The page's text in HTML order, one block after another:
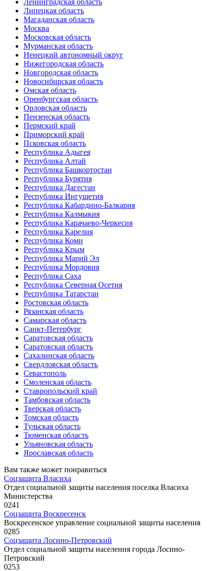
Липецкая область
Магаданская область
Москва
Московская область
Мурманская область
Ненецкий автономный округ
Нижегородская область
Новгородская область
Новосибирская область
Омская область
Оренбургская область
Орловская область
Пензенская область
Пермский край
Приморский край
Псковская область
Республика Адыгея
Республика Алтай
Республика Башкортостан
Республика Бурятия
Республика Дагестан
Республика Ингушетия
Республика Кабардино-Балкария
Республика Калмыкия
Республика Карачаево-Черкесия
Республика Карелия
Республика Коми
Республика Крым
Республика Марий Эл
Республика Мордовия
Республика Саха
Республика Северная Осетия
Республика Татарстан
Ростовская область
Рязанская область
Самарская область
Санкт-Петербург
Саратовская область
Саратовская область
Сахалинская область
Свердловская область
Севастополь
Смоленская область
Ставропольский край
Тамбовская область
Тверская область
Томская область
Тульская область
Тюменская область
Ульяновская область
Ярославская область
Вам также может понравиться
Соцзащита Власиха
Отдел социальной защиты населения поселка Власиха
Министерства
0241
Соцзащита Воскресенск
Воскресенское управление социальной защиты населения
0285
Соцзащита Лосино-Петровский
Отдел социальной защиты населения города Лосино-
Петровский
0253